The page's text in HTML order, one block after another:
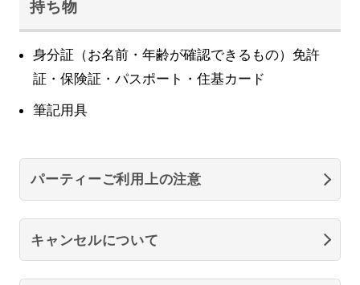
持ち物
身分証（お名前・年齢が確認できるもの）免許
証・保険証・パスポート・住基カード
筆記用具
パーティーご利用上の注意
キャンセルについて